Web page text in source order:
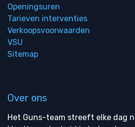
Openingsuren
Tarieven interventies
Verkoopsvoorwaarden
VSU
Sitemap
Over ons
Het Guns-team streeft elke dag